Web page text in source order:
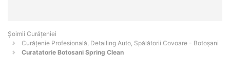
Șoimii Curățeniei
Curățenie Profesională, Detailing Auto, Spălătorii Covoare - Botoşani
Curatatorie Botosani Spring Clean